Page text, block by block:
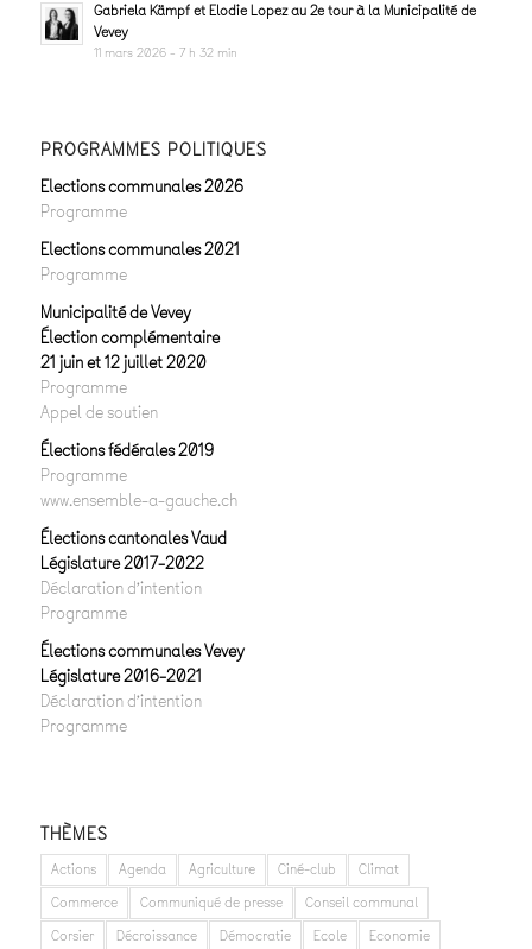
Gabriela Kämpf et Elodie Lopez au 2e tour à la Municipalité de
Vevey
11 mars 2026 - 7 h 32 min
PROGRAMMES POLITIQUES
Elections communales 2026
Programme
Elections communales 2021
Programme
Municipalité de Vevey
Élection complémentaire
21 juin et 12 juillet 2020
Programme
Appel de soutien
Élections fédérales 2019
Programme
www.ensemble-a-gauche.ch
Élections cantonales Vaud
Législature 2017-2022
Déclaration d’intention
Programme
Élections communales Vevey
Législature 2016-2021
Déclaration d’intention
Programme
THÈMES
Actions Agenda Agriculture Ciné-club
Climat
Commerce
Communiqué de presse
Conseil communal
Corsier
Décroissance Démocratie Ecole
Economie